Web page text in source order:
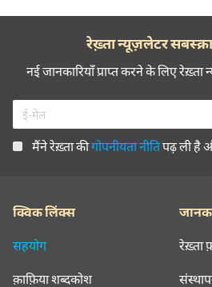
रेख़्ता न्यूज़लेटर
नई जानकारियाँ प्राप्त करने के लिए रेख़्ता
मैंने रेख़्ता कीगोपनीयता नीतिपढ़ ली है
क्विक लिंक्स
सहयोग
क़ाफ़िया शब्दकोश
रेख़्ता